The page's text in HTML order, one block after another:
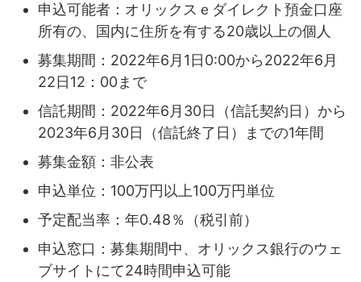
申込可能者：オリックスｅダイレクト預金口座
所有の、国内に住所を有する20歳以上の個人
募集期間：2022年6月1日0:00から2022年6月
22日12：00まで
信託期間：2022年6月30日（信託契約日）から
2023年6月30日（信託終了日）までの1年間
募集金額：非公表
申込単位：100万円以上100万円単位
予定配当率：年0.48％（税引前）
申込窓口：募集期間中、オリックス銀行のウェ
ブサイトにて24時間申込可能